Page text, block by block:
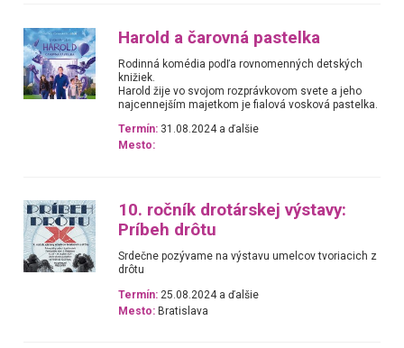
Harold a čarovná pastelka
Rodinná komédia podľa rovnomenných detských
knižiek.
Harold žije vo svojom rozprávkovom svete a jeho
najcennejším majetkom je fialová vosková pastelka.
Termín: 31.08.2024 a ďalšie
Mesto:
10. ročník drotárskej výstavy:
Príbeh drôtu
Srdečne pozývame na výstavu umelcov tvoriacich z
drôtu
Termín: 25.08.2024 a ďalšie
Mesto: Bratislava